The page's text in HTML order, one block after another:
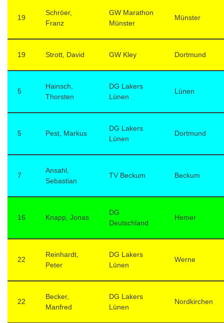
19
Schröer,
Franz
GW Marathon
Münster
Münster
19 Strott, David GW Kley Dortmund
5
Hainsch,
Thorsten
DG Lakers
Lünen
Lünen
5 Pest, Markus
DG Lakers
Lünen
Dortmund
7
Ansahl,
Sebastian
TV Beckum Beckum
16 Knapp, Jonas
DG
Deutschland
Hemer
22
Reinhardt,
Peter
DG Lakers
Lünen
Werne
22
Becker,
Manfred
DG Lakers
Lünen
Nordkirchen